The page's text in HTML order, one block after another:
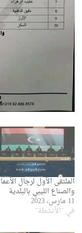
الملتقى الأول لرجال
والصناع الليبي بالبلدية
11 مارس، 2023
في "الأنشطة"